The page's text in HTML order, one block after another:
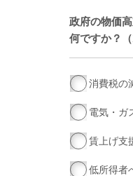
政府の物価
何ですか？
消費税の
電気・ガ
賃上げ支
低所得者